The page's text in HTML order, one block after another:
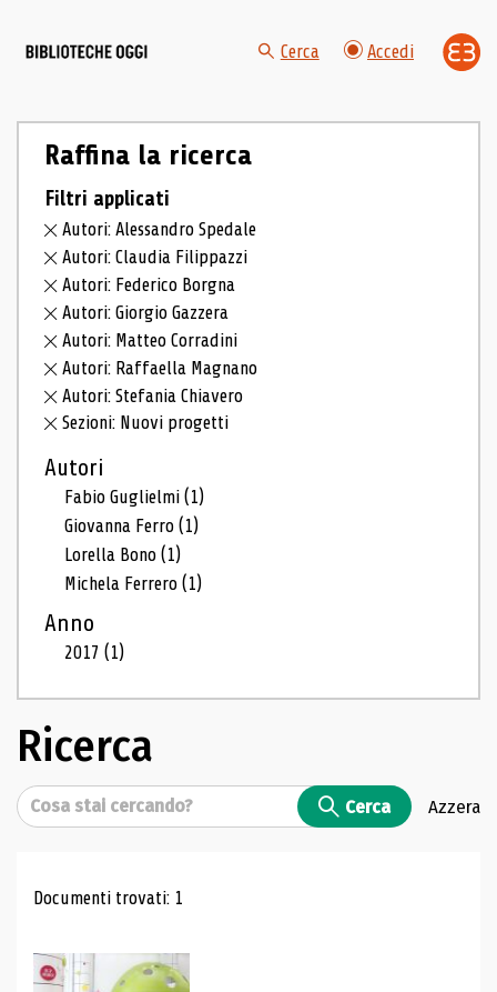
Cerca Accedi
Raffina la ricerca
Filtri applicati
Autori: Alessandro Spedale
Autori: Claudia Filippazzi
Autori: Federico Borgna
Autori: Giorgio Gazzera
Autori: Matteo Corradini
Autori: Raffaella Magnano
Autori: Stefania Chiavero
Sezioni: Nuovi progetti
Autori
Fabio Guglielmi(1)
Giovanna Ferro(1)
Lorella Bono(1)
Michela Ferrero(1)
Anno
2017(1)
Ricerca
Cerca Cerca Azzera
Risultati di ricerca
Documenti trovati: 1